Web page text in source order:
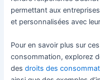
permettant aux
et personnalisées avec
Pour en savoir plus sur
consommation, explorez
desdroits des